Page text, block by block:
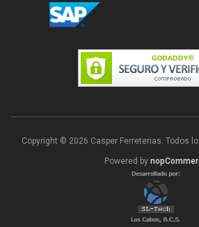
Copyright © 2026 Casper Ferreterias. Todos
Powered by